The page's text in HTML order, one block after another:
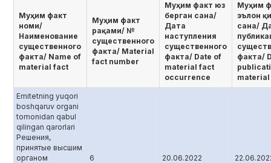
Муҳим факт
номи/
Наименование
существенного
факта/ Name of
material fact
Муҳим факт
рақами/ №
существенного
факта/ Мaterial
fact number
Муҳим факт юз
берган сана/
Дата
наступления
существенного
факта/ Date of
material fact
occurrence
Муҳим
эълон
сана/
факта/
Emitetning yuqori
boshqaruv organi
tomonidan qabul
qilingan qarorlari
Решения,
принятые высшим
органом
6 20.06.2022